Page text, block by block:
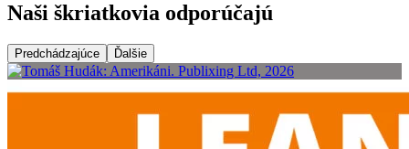
Naši škriatkovia odporúčajú
Predchádzajúce Ďalšie